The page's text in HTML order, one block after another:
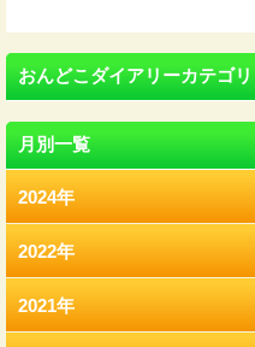
おんどこダイアリーカテゴリ
月別一覧
2024年
8月 (12)
2022年
2月 (12)
2021年